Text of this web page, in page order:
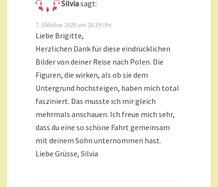
Silviasagt:
7. Oktober 2020 um 14:39 Uhr
Liebe Brigitte,
Herzlichen Dank für diese eindrücklichen
Bilder von deiner Reise nach Polen. Die
Figuren, die wirken, als ob sie dem
Untergrund hochsteigen, haben mich total
fasziniert. Das musste ich mir gleich
mehrmals anschauen. Ich freue mich sehr,
dass du eine so schöne Fahrt gemeinsam
mit deinem Sohn unternommen hast.
Liebe Grüsse, Silvia